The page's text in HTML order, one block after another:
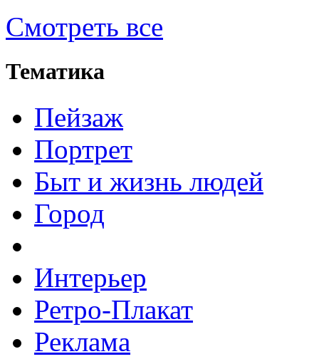
Смотреть все
Тематика
Пейзаж
Портрет
Быт и жизнь людей
Город
Интерьер
Ретро-Плакат
Реклама